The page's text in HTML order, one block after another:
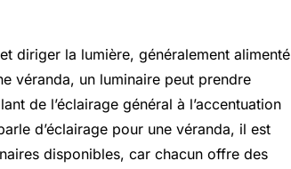
diriger la lumière, généralement alimenté
véranda, un luminaire peut prendre
de l’éclairage général à l’accentuation
d’éclairage pour une véranda, il est
disponibles, car chacun offre des